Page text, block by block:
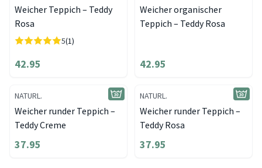
Weicher Teppich – Teddy
Rosa
5(1)
42.95
Weicher organischer
Teppich – Teddy Rosa
42.95
NATURL.
Weicher runder Teppich –
Teddy Creme
37.95
NATURL.
Weicher runder Teppich –
Teddy Rosa
37.95